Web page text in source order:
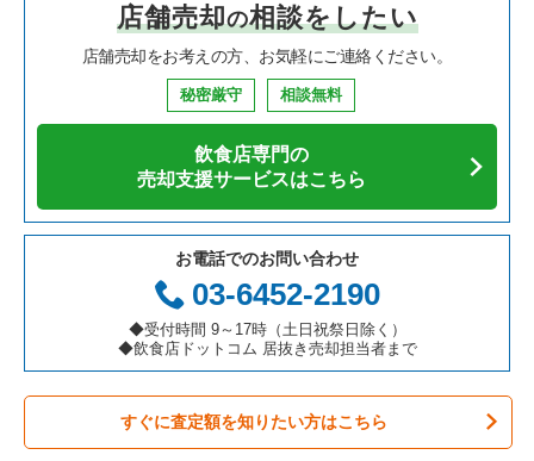
焼肉の居抜き売却物件の案件一覧
鉄板焼き・お好み焼の居抜き売却物件の案件一覧
カフェの居抜き売却物件の案件一覧
テイクアウトの居抜き売却物件の案件一覧
お弁当・惣菜・デリの居抜き売却物件の案件一覧
カラオケ・パブ・スナックの居抜き売却物件の案件一覧
バーの居抜き売却物件の案件一覧
居酒屋・ダイニングバーの居抜き売却物件の案件一覧
大阪府の飲食店の居抜き売却物件の案件一覧
兵庫県の飲食店の居抜き売却物件の案件一覧
愛知県の飲食店の居抜き売却物件の案件一覧
岐阜県の飲食店の居抜き売却物件の案件一覧
三重県の飲食店の居抜き売却物件の案件一覧
京都市上京区の飲食店の居抜き売却物件の案件一覧
京都市東山区の飲食店の居抜き売却物件の案件一覧
京都市西京区の飲食店の居抜き売却物件の案件一覧
京都市伏見区の飲食店の居抜き売却物件の案件一覧
京都市北区の飲食店の居抜き売却物件の案件一覧
京都市山科区の飲食店の居抜き売却物件の案件一覧
京都市南区の飲食店の居抜き売却物件の案件一覧
宇治市の飲食店の居抜き売却物件の案件一覧
京都府の中華の居抜き売却物件の案件一覧
京都府の寿司の居抜き売却物件の案件一覧
京都府の鉄板焼き・お好み焼の居抜き売却物件の案件一覧
京都府のアジア料理の居抜き売却物件の案件一覧
京都府のカフェの居抜き売却物件の案件一覧
京都府のテイクアウトの居抜き売却物件の案件一覧
京都府のお弁当・惣菜・デリの居抜き売却物件の案件一覧
京都府のカラオケ・パブ・スナックの居抜き売却物件の案件一
覧
京都市山科区の居酒屋・ダイニングバーの居抜き売却物件の案
店舗売却の相談をしたい
店舗売却をお考えの方、お気軽にご連絡ください。
秘密厳守 相談無料
飲食店専門の
売却支援サービスはこちら
お電話でのお問い合わせ
03-6452-2190
◆受付時間 9～17時（土日祝祭日除く）
◆飲食店ドットコム 居抜き売却担当者まで
すぐに査定額を知りたい方はこちら